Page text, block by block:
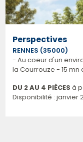
Perspectives
RENNES (35000)
- Au coeur d'un
la Courrouze - 15
DU 2 AU 4 PIÈCES à
Disponibilité : janvier